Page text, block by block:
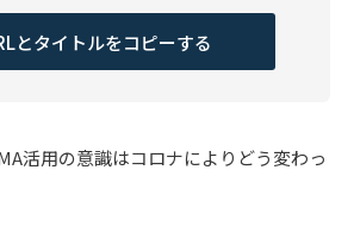
とタイトルをコピーする
活用の意識はコロナによりどう変わっ